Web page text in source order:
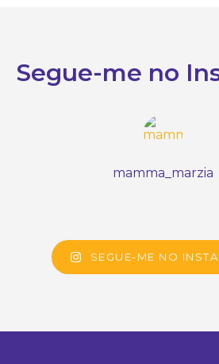
Segue-me no
mamma_marzia
SEGUE-ME NO